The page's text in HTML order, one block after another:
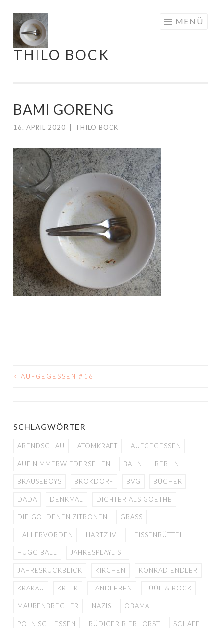
Springe
zum
Inhalt
THILO BOCK
MENÜ
BAMI GORENG
16. APRIL 2020 THILO BOCK
BEITRAGS-
< AUFGEGESSEN #16
SCHLAGWÖRTER
ABENDSCHAU ATOMKRAFT AUFGEGESSEN
AUF NIMMERWIEDERSEHEN BAHN BERLIN
BRAUSEBOYS BROKDORF BVG BÜCHER
DADA DENKMAL DICHTER ALS GOETHE
DIE GOLDENEN ZITRONEN GRASS
HALLERVORDEN HARTZ IV HEISSENBÜTTEL
HUGO BALL JAHRESPLAYLIST
JAHRESRÜCKBLICK KIRCHEN KONRAD ENDLER
KRAKAU KRITIK LANDLEBEN LÜÜL & BOCK
MAURENBRECHER NAZIS OBAMA
POLNISCH ESSEN RÜDIGER BIERHORST SCHAFE